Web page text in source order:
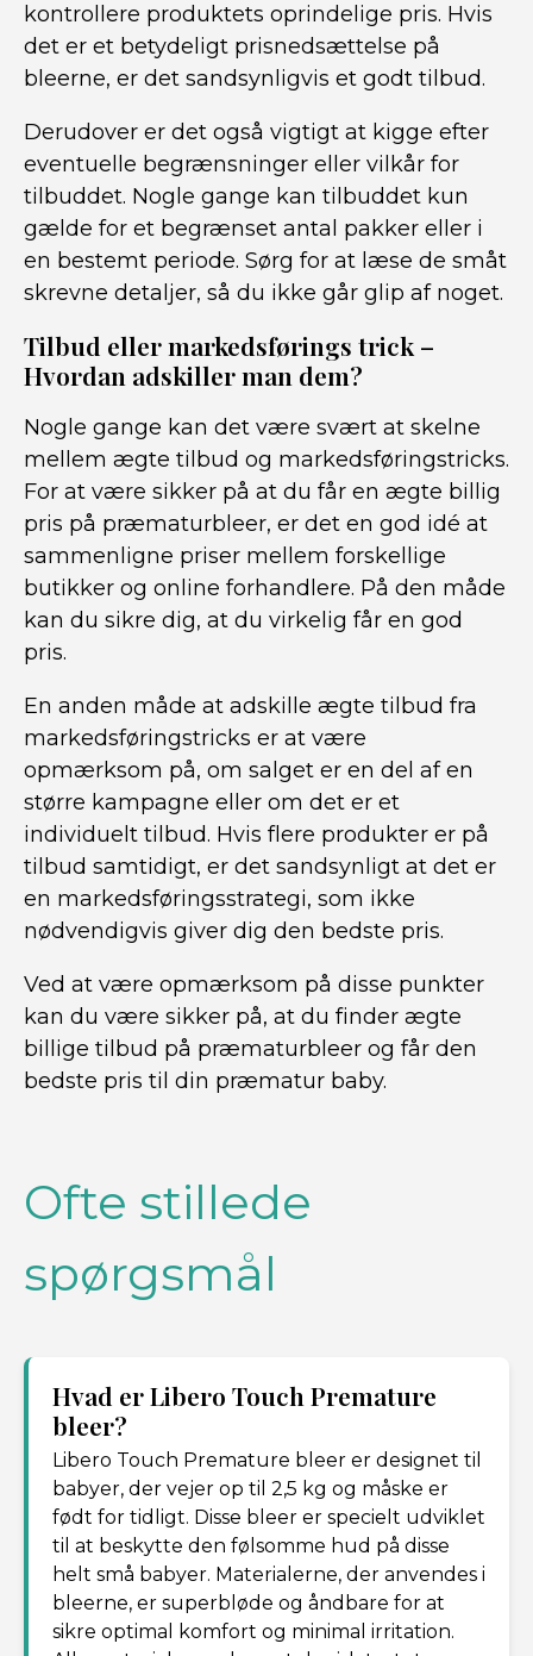
kontrollere produktets oprindelige pris. Hvis
det er et betydeligt prisnedsættelse på
bleerne, er det sandsynligvis et godt tilbud.
Derudover er det også vigtigt at kigge efter
eventuelle begrænsninger eller vilkår for
tilbuddet. Nogle gange kan tilbuddet kun
gælde for et begrænset antal pakker eller i
en bestemt periode. Sørg for at læse de småt
skrevne detaljer, så du ikke går glip af noget.
Tilbud eller markedsførings trick –
Hvordan adskiller man dem?
Nogle gange kan det være svært at skelne
mellem ægte tilbud og markedsføringstricks.
For at være sikker på at du får en ægte billig
pris på præmaturbleer, er det en god idé at
sammenligne priser mellem forskellige
butikker og online forhandlere. På den måde
kan du sikre dig, at du virkelig får en god
pris.
En anden måde at adskille ægte tilbud fra
markedsføringstricks er at være
opmærksom på, om salget er en del af en
større kampagne eller om det er et
individuelt tilbud. Hvis flere produkter er på
tilbud samtidigt, er det sandsynligt at det er
en markedsføringsstrategi, som ikke
nødvendigvis giver dig den bedste pris.
Ved at være opmærksom på disse punkter
kan du være sikker på, at du finder ægte
billige tilbud på præmaturbleer og får den
bedste pris til din præmatur baby.
Ofte stillede
spørgsmål
Hvad er Libero Touch Premature
bleer?
Libero Touch Premature bleer er designet til
babyer, der vejer op til 2,5 kg og måske er
født for tidligt. Disse bleer er specielt udviklet
til at beskytte den følsomme hud på disse
helt små babyer. Materialerne, der anvendes i
bleerne, er superbløde og åndbare for at
sikre optimal komfort og minimal irritation.